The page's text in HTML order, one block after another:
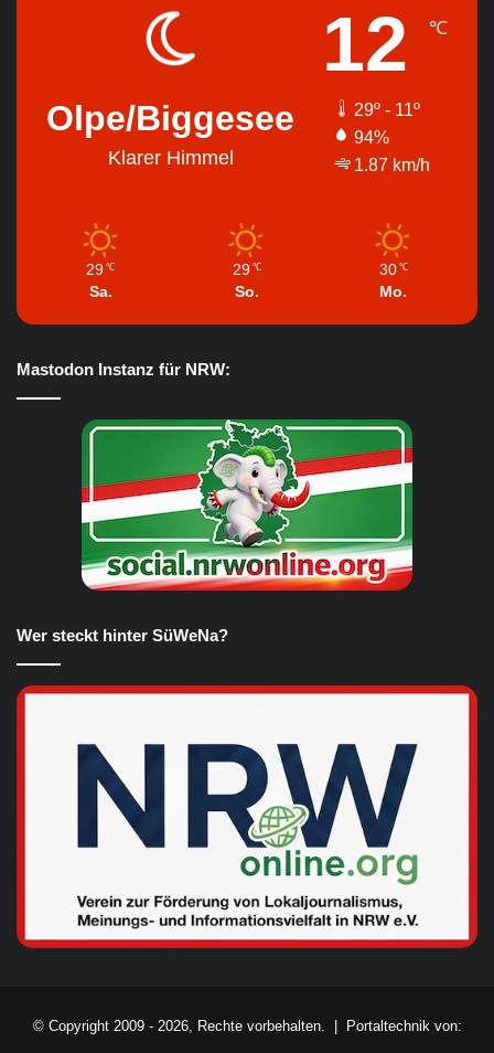
Olpe/Biggesee
Klarer Himmel
12 ℃
29º - 11º
94%
1.87 km/h
29 ℃
Sa.
29 ℃
So.
30 ℃
Mo.
Mastodon Instanz für NRW:
Wer steckt hinter SüWeNa?
© Copyright 2009 - 2026, Rechte vorbehalten. | Portaltechnik von: